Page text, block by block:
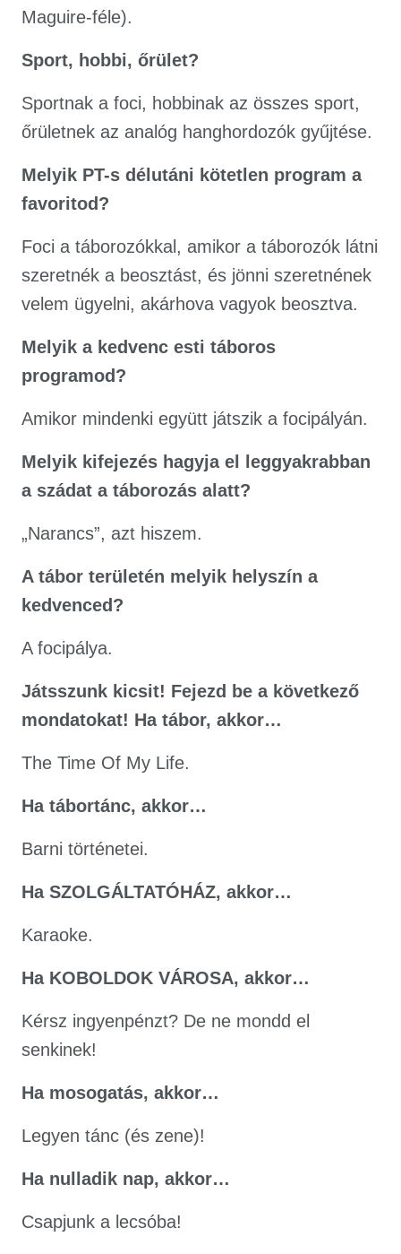
Maguire-féle).
Sport, hobbi, őrület?
Sportnak a foci, hobbinak az összes sport,
őrületnek az analóg hanghordozók gyűjtése.
Melyik PT-s délutáni kötetlen program a
favoritod?
Foci a táborozókkal, amikor a táborozók látni
szeretnék a beosztást, és jönni szeretnének
velem ügyelni, akárhova vagyok beosztva.
Melyik a kedvenc esti táboros
programod?
Amikor mindenki együtt játszik a focipályán.
Melyik kifejezés hagyja el leggyakrabban
a szádat a táborozás alatt?
„Narancs”, azt hiszem.
A tábor területén melyik helyszín a
kedvenced?
A focipálya.
Játsszunk kicsit! Fejezd be a következő
mondatokat! Ha tábor, akkor…
The Time Of My Life.
Ha tábortánc, akkor…
Barni történetei.
Ha SZOLGÁLTATÓHÁZ, akkor…
Karaoke.
Ha KOBOLDOK VÁROSA, akkor…
Kérsz ingyenpénzt? De ne mondd el
senkinek!
Ha mosogatás, akkor…
Legyen tánc (és zene)!
Ha nulladik nap, akkor…
Csapjunk a lecsóba!